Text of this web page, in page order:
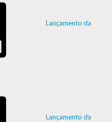
Lançamento da
Lançamento da